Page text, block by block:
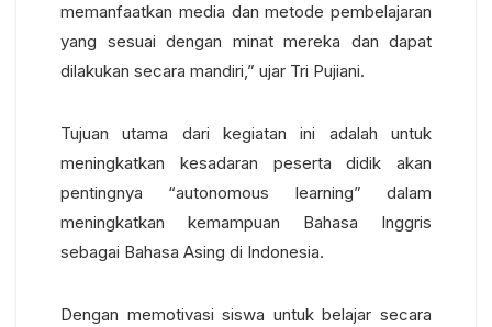
memanfaatkan media dan metode pembelajaran
yang sesuai dengan minat mereka dan dapat
dilakukan secara mandiri,” ujar Tri Pujiani.
Tujuan utama dari kegiatan ini adalah untuk
meningkatkan kesadaran peserta didik akan
pentingnya “autonomous learning” dalam
meningkatkan kemampuan Bahasa Inggris
sebagai Bahasa Asing di Indonesia.
Dengan memotivasi siswa untuk belajar secara